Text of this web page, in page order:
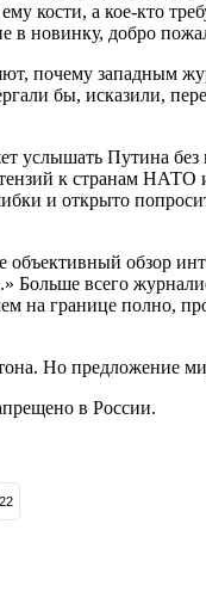
кости, а кое-кто
в новинку, добро
почему западным
бы, исказили,
услышать Путина
к странам НАТО
и открыто
обзор
Больше всего
на границе полно,
Но предложение
в России.
22